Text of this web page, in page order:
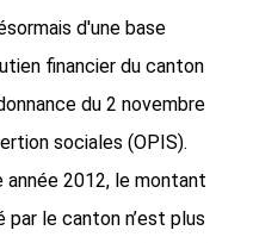
d'une base
financier du canton
du 2 novembre
sociales (OPIS).
2012, le montant
le canton n’est plus